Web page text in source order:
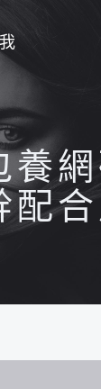
養
配